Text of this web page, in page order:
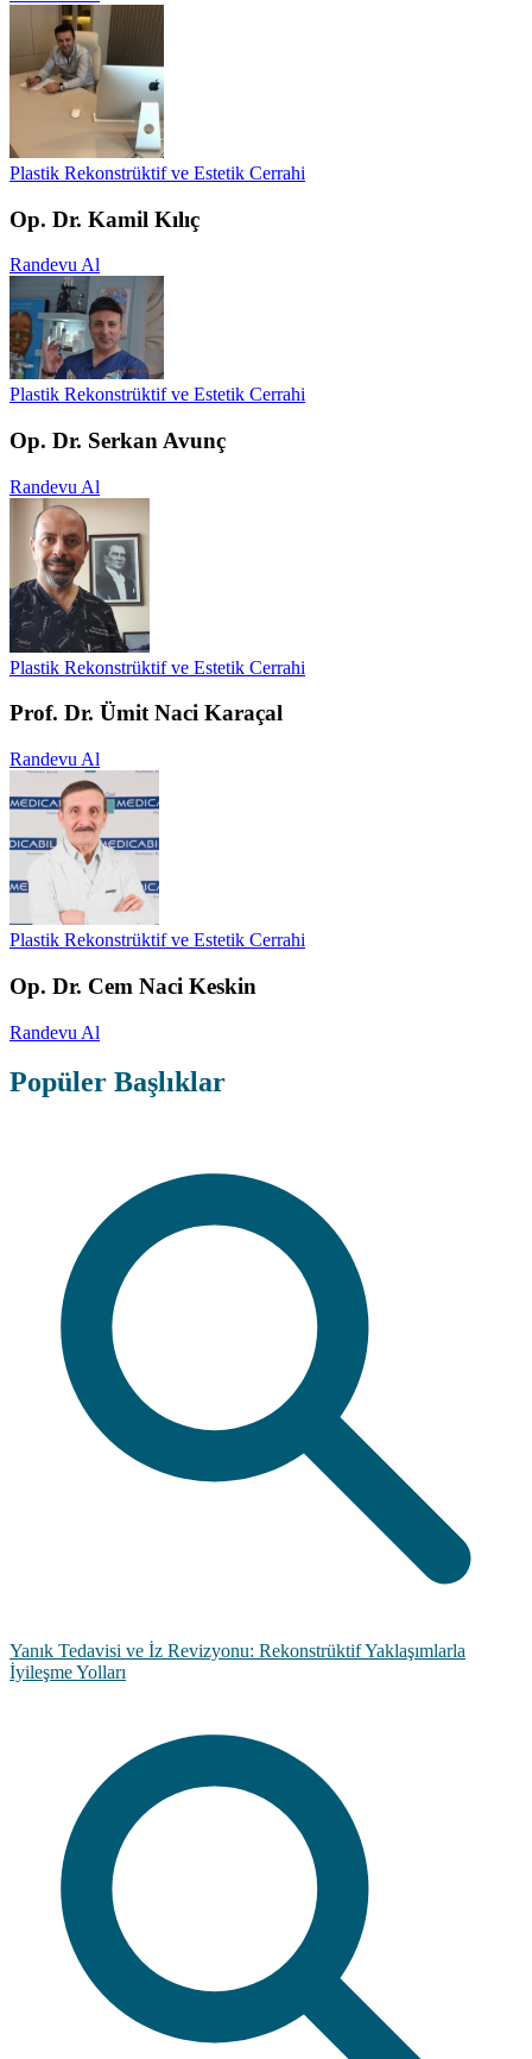
Plastik Rekonstrüktif ve Estetik Cerrahi
Op. Dr. Kamil Kılıç
Randevu Al
Plastik Rekonstrüktif ve Estetik Cerrahi
Op. Dr. Serkan Avunç
Randevu Al
Plastik Rekonstrüktif ve Estetik Cerrahi
Prof. Dr. Ümit Naci Karaçal
Randevu Al
Plastik Rekonstrüktif ve Estetik Cerrahi
Op. Dr. Cem Naci Keskin
Randevu Al
Popüler Başlıklar
Yanık Tedavisi ve İz Revizyonu: Rekonstrüktif Yaklaşımlarla
İyileşme Yolları